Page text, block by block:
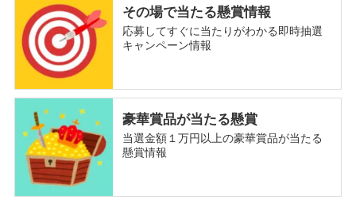
その場で当たる懸賞情報
応募してすぐに当たりがわかる即時抽選
キャンペーン情報
豪華賞品が当たる懸賞
当選金額１万円以上の豪華賞品が当たる
懸賞情報